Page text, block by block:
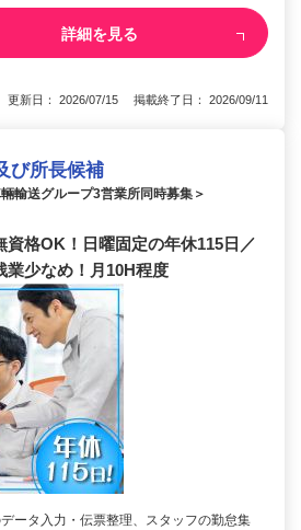
詳細を見る
更新日： 2026/07/15 掲載終了日： 2026/09/11
び所長候補
輸送グループ3営業所同時募集＞
資格OK！日曜固定の年休115日／
業少なめ！月10H程度
ータ入力・伝票整理、スタッフの勤怠集